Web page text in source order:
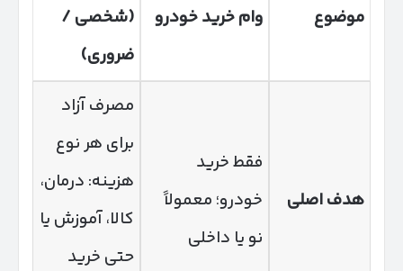
موضوع وام خرید خودرو
(شخصی /
ضروری)
هدف اصلی
فقط خرید
خودرو؛ معمولاً
نو یا داخلی
مصرف آزاد
برای هر نوع
هزینه: درمان،
کالا، آموزش یا
حتی خرید